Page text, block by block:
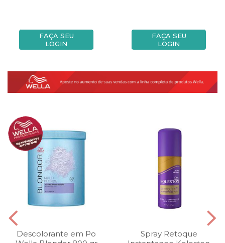
FAÇA SEU
LOGIN
FAÇA SEU
LOGIN
Descolorante em Po
Spray Retoque